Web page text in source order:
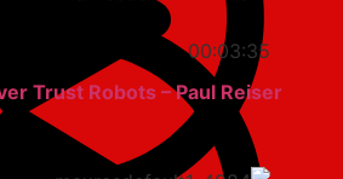
00:03:35
Never Trust Robots – Paul Reiser